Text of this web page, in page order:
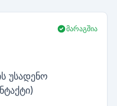
მარაგშია